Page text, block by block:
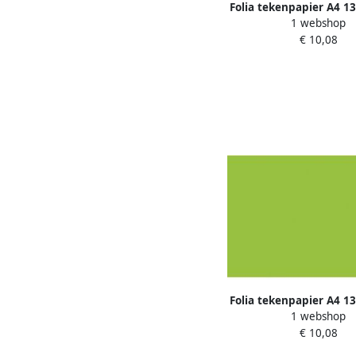
Folia tekenpapier A4
100 vel lichtroze
1 webshop
€ 10,08
Folia tekenpapier A4
100 vel1 webshop
€ 10,08